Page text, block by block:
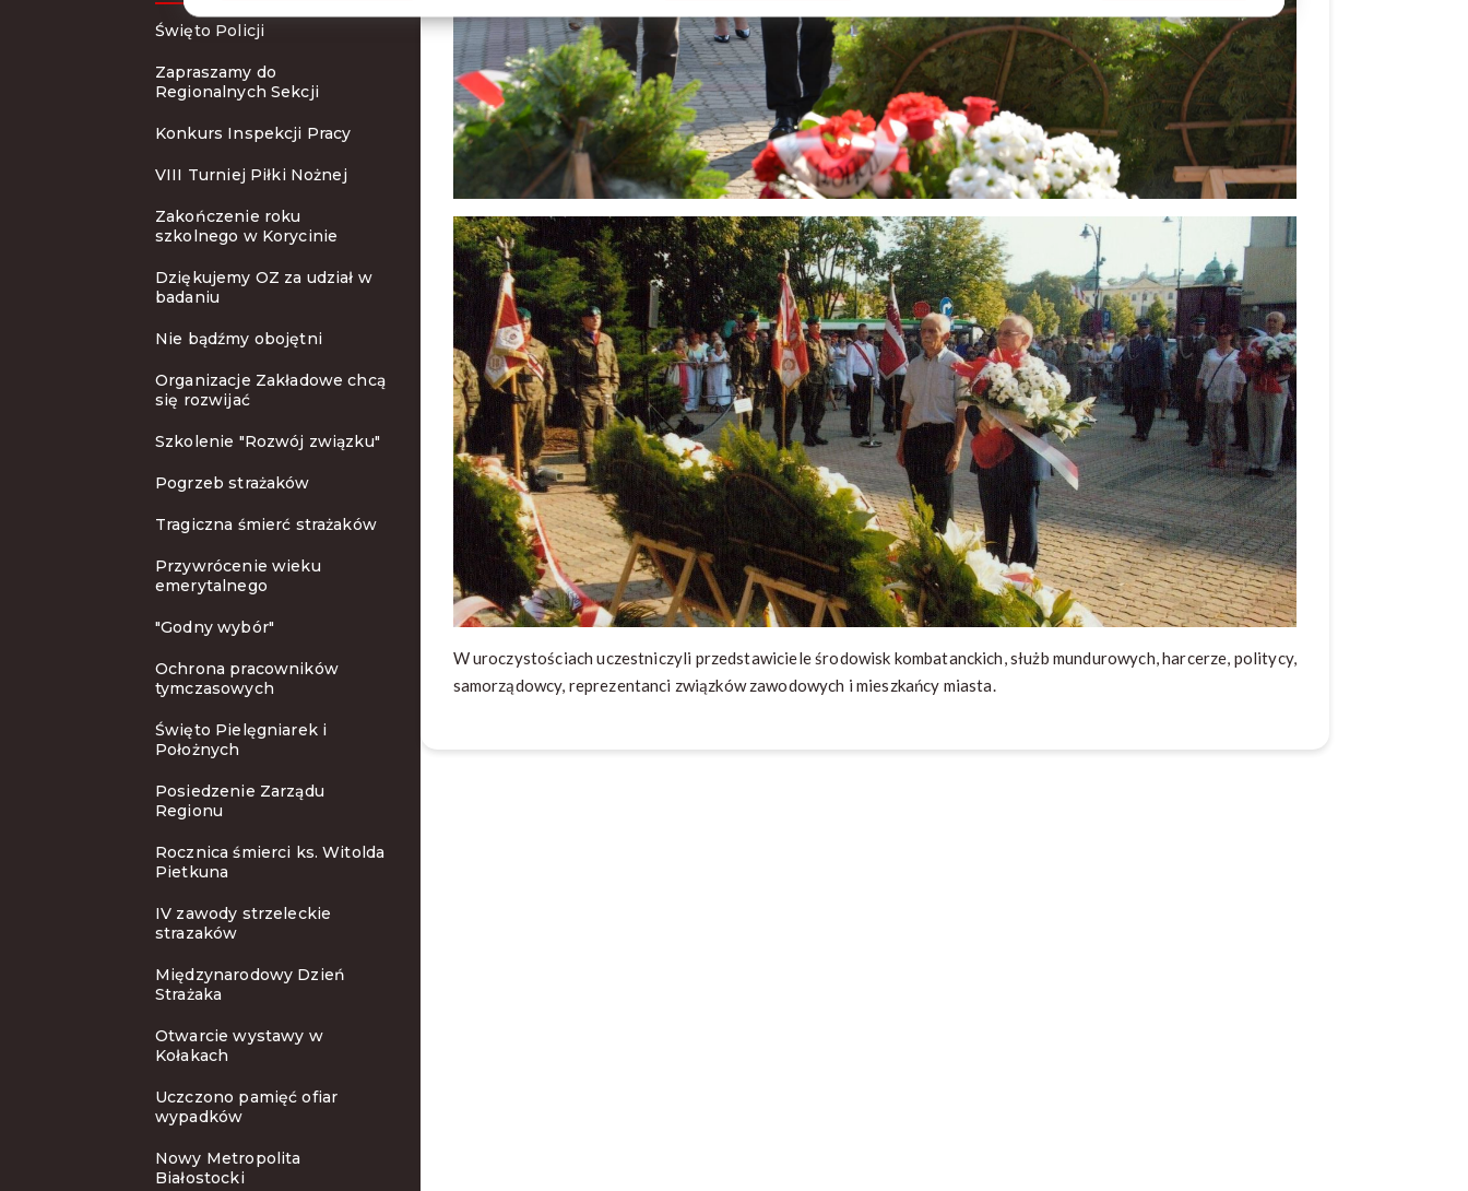
Święto Policji
Zapraszamy do
Regionalnych Sekcji
Konkurs Inspekcji Pracy
VIII Turniej Piłki Nożnej
Zakończenie roku
szkolnego w Korycinie
Dziękujemy OZ za udział w
badaniu
Nie bądźmy obojętni
Organizacje Zakładowe chcą
się rozwijać
Szkolenie "Rozwój związku"
Pogrzeb strażaków
Tragiczna śmierć strażaków
Przywrócenie wieku
emerytalnego
"Godny wybór"
Ochrona pracowników
tymczasowych
Święto Pielęgniarek i
Położnych
Posiedzenie Zarządu
Regionu
Rocznica śmierci ks. Witolda
Pietkuna
IV zawody strzeleckie
strazaków
Międzynarodowy Dzień
Strażaka
Otwarcie wystawy w
Kołakach
Uczczono pamięć ofiar
wypadków
Nowy Metropolita
Białostocki
W uroczystościach uczestniczyli przedstawiciele środowisk kombatanckich, służb mundurowych, harcerze, politycy,
samorządowcy, reprezentanci związków zawodowych i mieszkańcy miasta.